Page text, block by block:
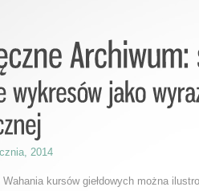
2014
kursów giełdowych można